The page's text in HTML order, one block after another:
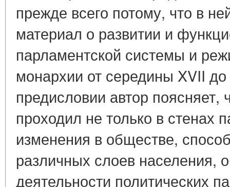
прежде всего потому, что в
материал о развитии и
парламентской системы и
монархии от середины XVII
предисловии автор поясняет,
проходил не только в стенах
изменения в обществе,
различных слоев населения,
деятельности политических